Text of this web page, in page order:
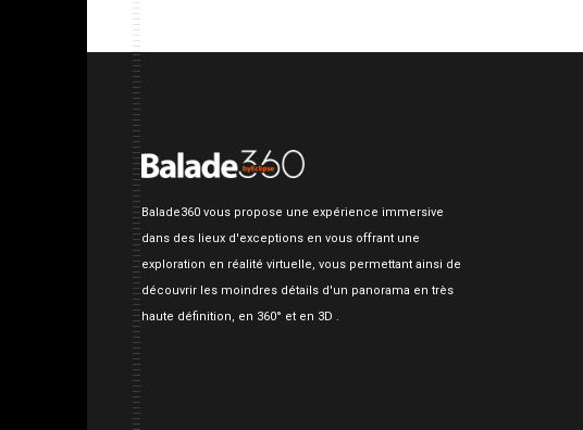
Balade360 vous propose une expérience immersive
dans des lieux d'exceptions en vous offrant une
exploration en réalité virtuelle, vous permettant ainsi de
découvrir les moindres détails d'un panorama en très
haute définition, en 360° et en 3D .